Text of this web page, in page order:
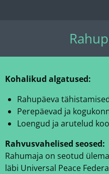
Kohalikud algatused:
Rahupäeva
Perepäevad ja
Loengud ja arutelud
Rahvusvahelised seosed:
Rahumaja on seotud
läbi Universal Peace